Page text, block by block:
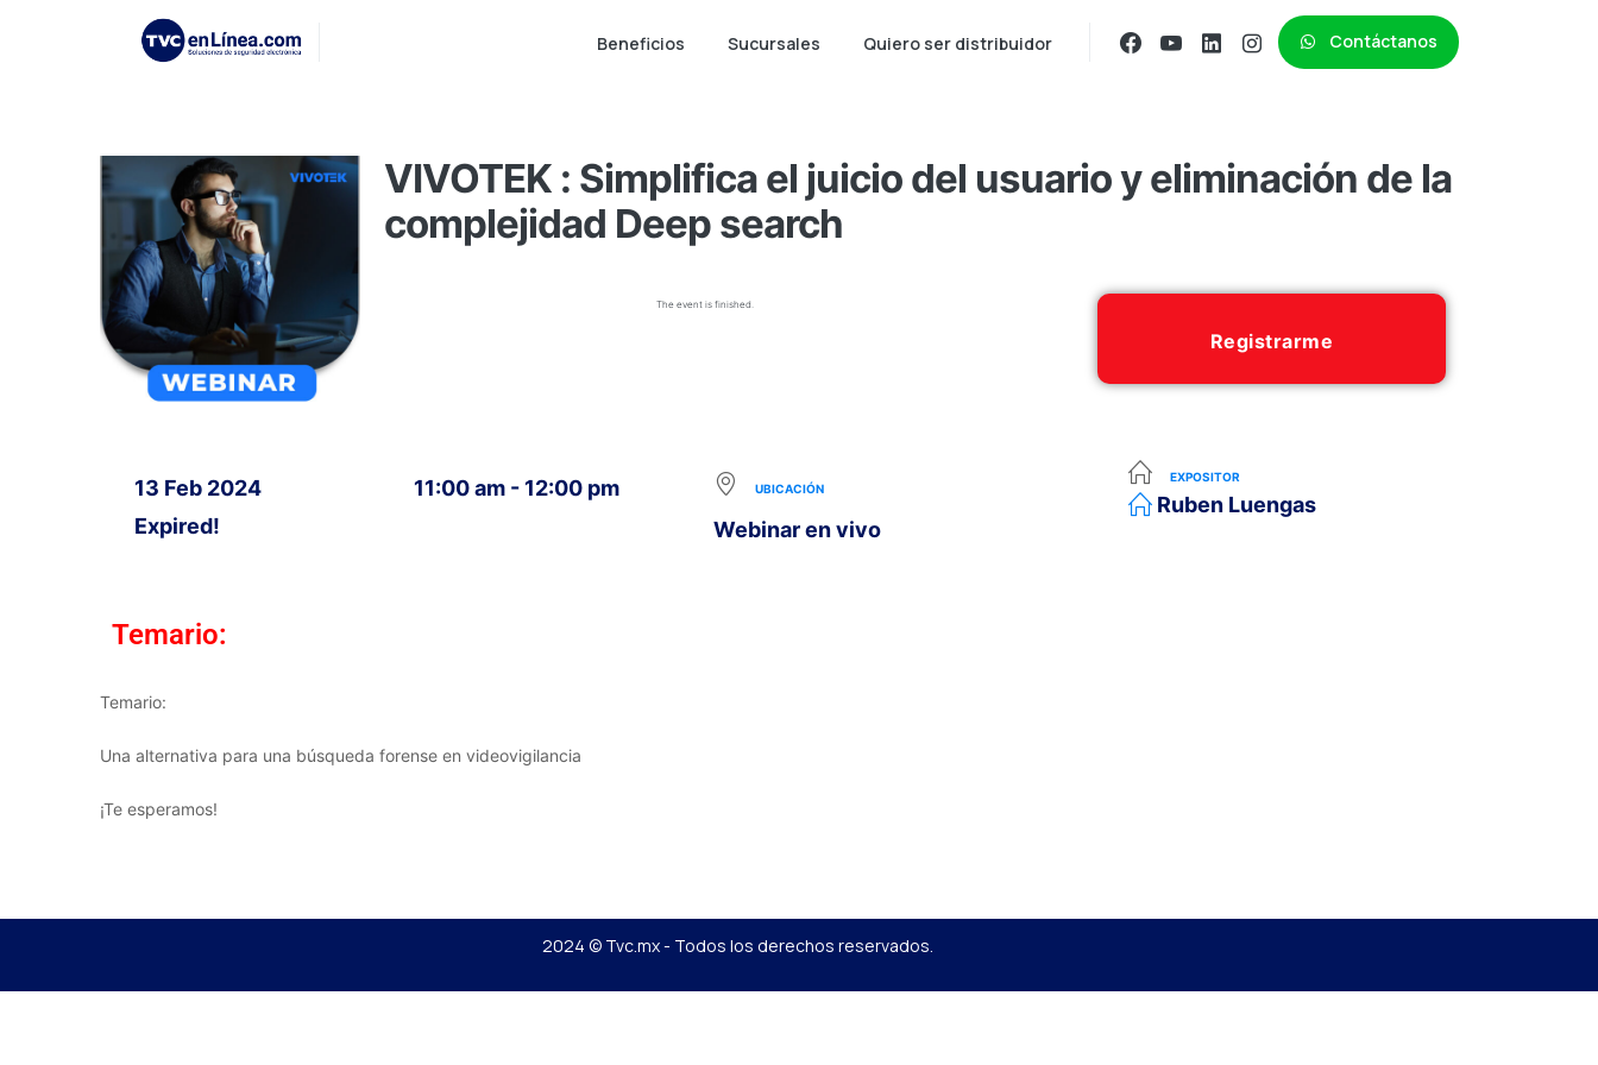
Beneficios Sucursales Quiero ser distribuidor Contáctanos
VIVOTEK : Simplifica el juicio del usuario y eliminación de la
complejidad Deep search
The event is finished.
Registrarme
13 Feb 2024
Expired!
11:00 am - 12:00 pm UBICACIÓN
Webinar en vivo
EXPOSITOR
Ruben Luengas
Temario:
Temario:
Una alternativa para una búsqueda forense en videovigilancia
¡Te esperamos!
2024 © Tvc.mx - Todos los derechos reservados.